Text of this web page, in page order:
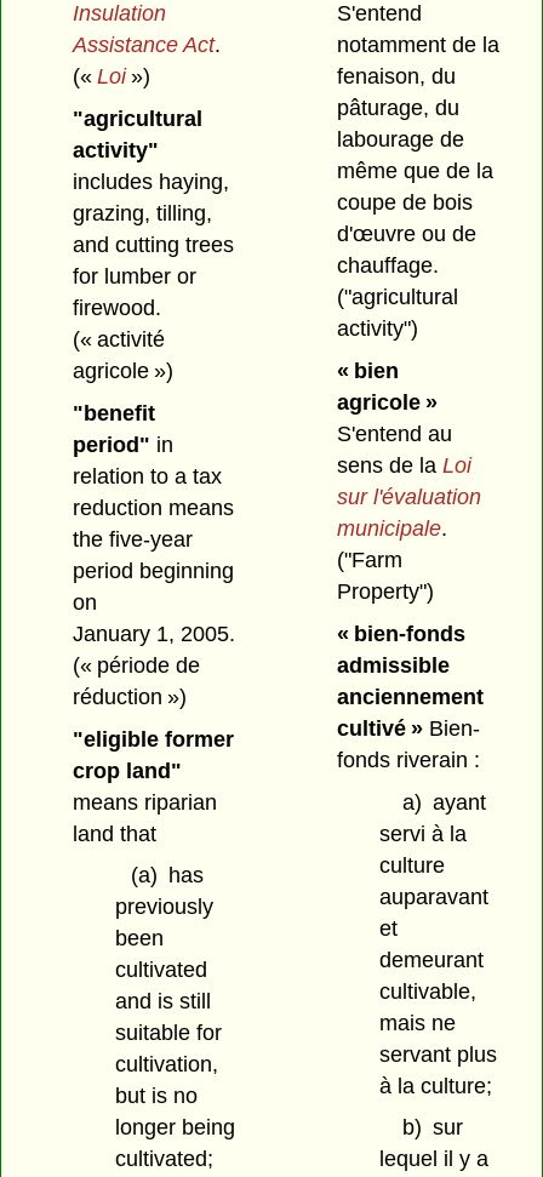
Insulation
Assistance Act.
(« Loi»)
"agricultural
activity"
includes haying,
grazing, tilling,
and cutting trees
for lumber or
firewood.
(« activité
agricole »)
"benefit
period" in
relation to a tax
reduction means
the five-year
period beginning
on
January 1, 2005.
(« période de
réduction »)
"eligible former
crop land"
means riparian
land that
(a) has
previously
been
cultivated
and is still
suitable for
cultivation,
but is no
longer being
cultivated;
S'entend
notamment de la
fenaison, du
pâturage, du
labourage de
même que de la
coupe de bois
d'œuvre ou de
chauffage.
("agricultural
activity")
« bien
agricole »
S'entend au
sens de la Loi
sur l'évaluation
municipale.
("Farm
Property")
« bien-fonds
admissible
anciennement
cultivé »Bien-
fonds riverain :
a) ayant
servi à la
culture
auparavant
et
demeurant
cultivable,
mais ne
servant plus
à la culture;
b) sur
lequel il y a